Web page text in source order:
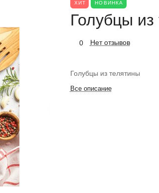
ХИТ НОВИНКА
Голубцы
0 Нет отзывов
Голубцы из телятины
Все описание